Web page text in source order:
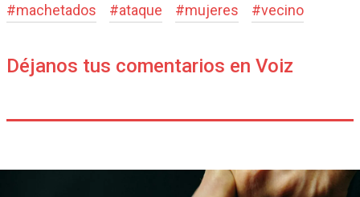
#machetados #ataque #mujeres #vecino
Déjanos tus comentarios en Voiz